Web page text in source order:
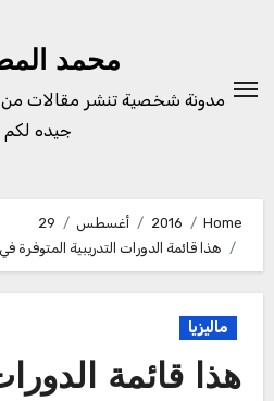
محمد
مدونة شخصية تنشر مقالات من
جيده لكم
Home
2016 أغسطس
29
هذا قائمة الدورات التدريبية المتوفرة في
ماليزيا
هذا قائمة